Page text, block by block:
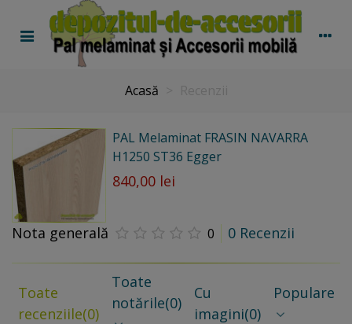
Acasă
PAL Melaminat FRASIN NAVARRA
H1250 ST36 Egger
840,00 lei
Nota generală 0 0 Recenzii
Toate
recenziile(0)
Toate
notările(0)
Cu
imagini(0)
Populare